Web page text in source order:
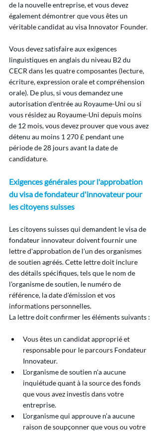
de la nouvelle entreprise, et vous devez
également démontrer que vous êtes un
véritable candidat au visa Innovator Founder.
Vous devez satisfaire aux exigences
linguistiques en anglais du niveau B2 du
CECR dans les quatre composantes (lecture,
écriture, expression orale et compréhension
orale). De plus, si vous demandez une
autorisation d'entrée au Royaume-Uni ou si
vous résidez au Royaume-Uni depuis moins
de 12 mois, vous devez prouver que vous avez
détenu au moins 1 270 £ pendant une
période de 28 jours avant la date de
candidature.
Exigences générales pour l'approbation
du visa de fondateur d'innovateur pour
les citoyens suisses
Les citoyens suisses qui demandent le visa de
fondateur innovateur doivent fournir une
lettre d'approbation de l'un des organismes
de soutien agréés. Cette lettre doit inclure
des détails spécifiques, tels que le nom de
l'organisme de soutien, le numéro de
référence, la date d'émission et vos
informations personnelles.
La lettre doit confirmer les éléments suivants :
Vous êtes un candidat approprié et
responsable pour le parcours Fondateur
Innovateur.
L'organisme de soutien n'a aucune
inquiétude quant à la source des fonds
que vous avez investis dans votre
entreprise.
L’organisme qui approuve n’a aucune
raison de soupçonner que vous ou votre